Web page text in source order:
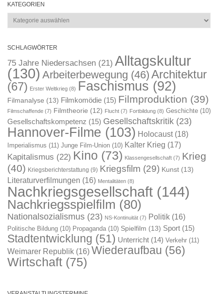
KATEGORIEN
Kategorien
SCHLAGWÖRTER
75 Jahre Niedersachsen (21) Alltagskultur
(130) Arbeiterbewegung (46) Architektur
(67) Erster Weltkrieg (8) Faschismus (92)
Filmanalyse (13) Filmkomödie (15) Filmproduktion (39)
Filmschaffende (7) Filmtheorie (12) Flucht (7) Fortbildung (8) Geschichte (10)
Gesellschaftskompetenz (15) Gesellschaftskritik (23)
Hannover-Filme (103) Holocaust(18)
Imperialismus (11) Junge Film-Union (10) Kalter Krieg (17)
Kapitalismus (22) Kino (73) Klassengesellschaft (7) Krieg
(40) Kriegsberichterstattung (9) Kriegsfilm (29) Kunst (13)
Literaturverfilmungen (16) Mentalitäten (8)
Nachkriegsgesellschaft (144)
Nachkriegsspielfilm (80)
Nationalsozialismus (23) NS-Kontinuität (7) Politik (16)
Politische Bildung (10) Propaganda (10) Spielfilm (13) Sport (15)
Stadtentwicklung (51) Unterricht (14) Verkehr (11)
Weimarer Republik (16) Wiederaufbau (56)
Wirtschaft (75)